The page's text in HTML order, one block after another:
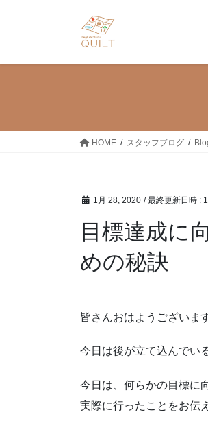
HOME スタッフブログ
1月 28, 2020 / 最終更新日時 :
目標達成に
めの秘訣
皆さんおはようございま
今日は後が立て込んでい
今日は、何らかの目標に
実際に行ったことをお伝